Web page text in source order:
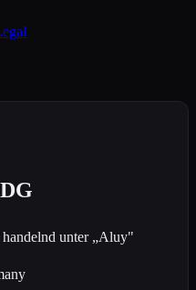
unter „Aluy"